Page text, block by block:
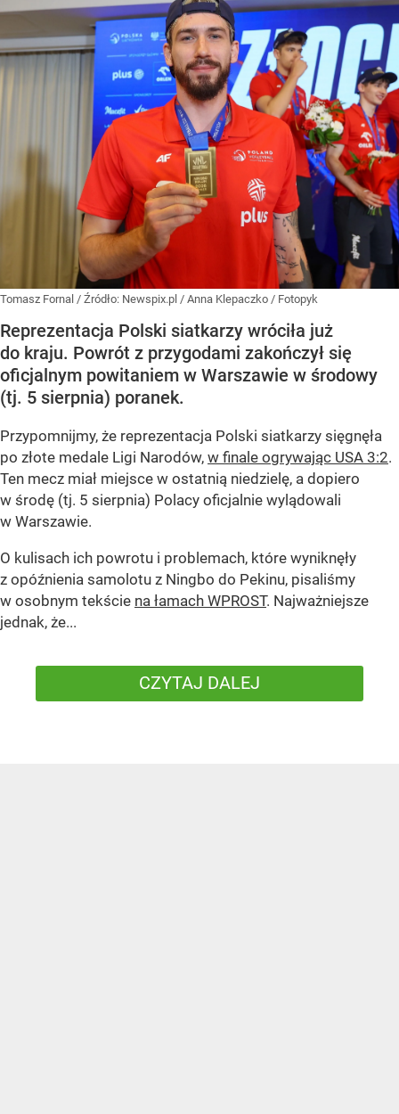
Tomasz Fornal / Źródło: Newspix.pl / Anna Klepaczko / Fotopyk
Reprezentacja Polski siatkarzy wróciła już
do kraju. Powrót z przygodami zakończył się
oficjalnym powitaniem w Warszawie w środowy
(tj. 5 sierpnia) poranek.
Przypomnijmy, że reprezentacja Polski siatkarzy sięgnęła
po złote medale Ligi Narodów, w finale ogrywając USA 3:2.
Ten mecz miał miejsce w ostatnią niedzielę, a dopiero
w środę (tj. 5 sierpnia) Polacy oficjalnie wylądowali
w Warszawie.
O kulisach ich powrotu i problemach, które wyniknęły
z opóźnienia samolotu z Ningbo do Pekinu, pisaliśmy
w osobnym tekście na łamach WPROST. Najważniejsze
jednak, że...
CZYTAJ DALEJ